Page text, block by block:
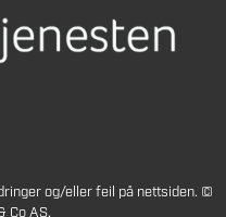
og/eller feil på nettsiden. ©
Co AS.